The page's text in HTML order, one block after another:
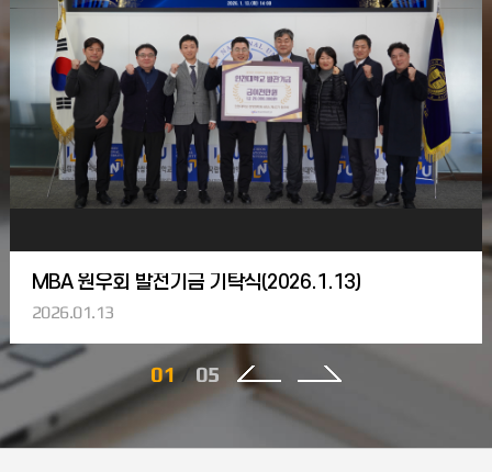
2026-1학기 MBA 장학금 신청 안내
2026.03
17
2026-1학기 MBA 동아리 활동 지원 안내
2026.03
09
2026-1학기 MBA 시간표 수정 안내
09
MBA 원우회 발전기금 기탁식(2026.1.13)
2026.01.13
01/ 05